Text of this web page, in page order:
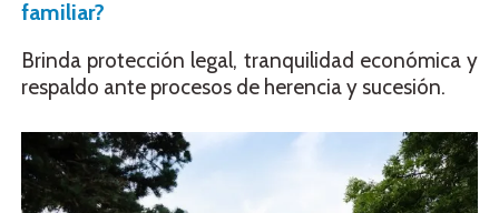
familiar?
Brinda protección legal, tranquilidad económica y
respaldo ante procesos de herencia y sucesión.